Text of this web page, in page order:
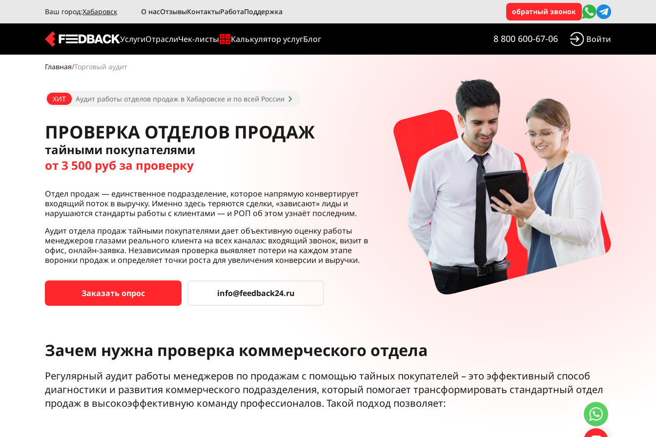
Ваш город:Хабаровск О насОтзывыКонтактыРаботаПоддержка обратный звонок
УслугиОтраслиЧек-листы Калькулятор услугБлог 8 800 600-67-06 Войти
Главная/Торговый аудит
ХИТ Аудит работы отделов продаж в Хабаровске и по всей России
ПРОВЕРКА ОТДЕЛОВ ПРОДАЖ
тайными покупателями
от 3 500 руб за проверку
Отдел продаж — единственное подразделение, которое напрямую конвертирует
входящий поток в выручку. Именно здесь теряются сделки, «зависают» лиды и
нарушаются стандарты работы с клиентами — и РОП об этом узнаёт последним.
Аудит отдела продаж тайными покупателями дает объективную оценку работы
менеджеров глазами реального клиента на всех каналах: входящий звонок, визит в
офис, онлайн-заявка. Независимая проверка выявляет потери на каждом этапе
воронки продаж и определяет точки роста для увеличения конверсии и выручки.
Заказать опрос info@feedback24.ru
Зачем нужна проверка коммерческого отдела
Регулярный аудит работы менеджеров по продажам с помощью тайных покупателей – это эффективный способ
диагностики и развития коммерческого подразделения, который помогает трансформировать стандартный отдел
продаж в высокоэффективную команду профессионалов. Такой подход позволяет: